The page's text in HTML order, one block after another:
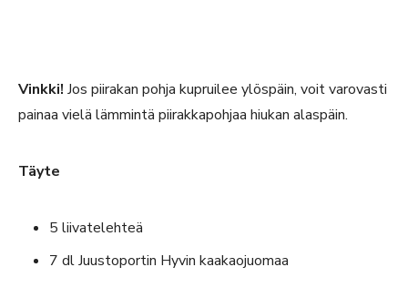
Vinkki! Jos piirakan pohja kupruilee ylöspäin, voit varovasti
painaa vielä lämmintä piirakkapohjaa hiukan alaspäin.
Täyte
5 liivatelehteä
7 dl Juustoportin Hyvin kaakaojuomaa